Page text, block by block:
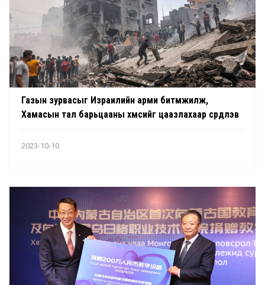
Газын зурвасыг Израилийн арми битүүмжилж,
Хамасын тал барьцааны хүмүүсийг цаазлахаар сүрдүүлэв
2023-10-10